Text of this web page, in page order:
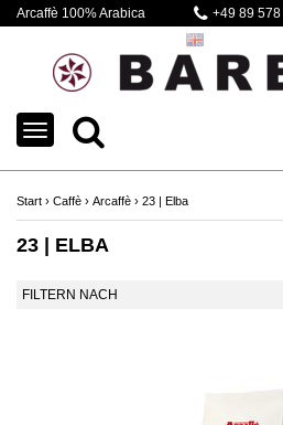
Arcaffè 100% Arabica
+49 89
TOGGLE
NAVIGATION
Start › Caffè › Arcaffè › 23 | Elba
23 | ELBA
FILTERN NACH